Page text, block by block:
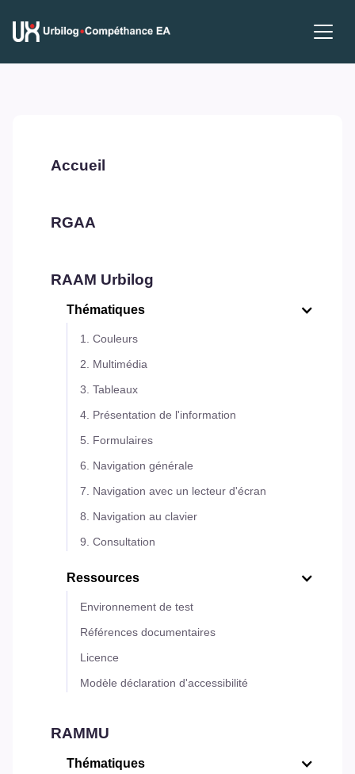
Accueil
RGAA
RAAM Urbilog
Thématiques
1. Couleurs
2. Multimédia
3. Tableaux
4. Présentation de l'information
5. Formulaires
6. Navigation générale
7. Navigation avec un lecteur d'écran
8. Navigation au clavier
9. Consultation
Ressources
Environnement de test
Références documentaires
Licence
Modèle déclaration d'accessibilité
RAMMU
Thématiques